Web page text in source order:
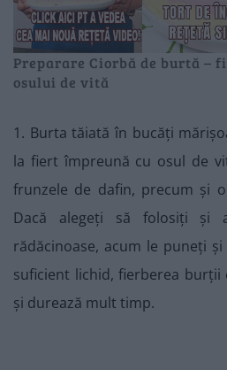
Preparare Ciorbă de burtă –
osului de vită
1. Burta tăiată în bucăți
la fiert împreună cu osul de
frunzele de dafin, precum și
Dacă alegeți să folosiți și
rădăcinoase, acum le puneți
suficient lichid, fierberea burții
și durează mult timp.